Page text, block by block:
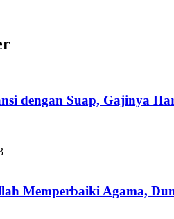
dengan Suap, Gajinya
Memperbaiki Agama,